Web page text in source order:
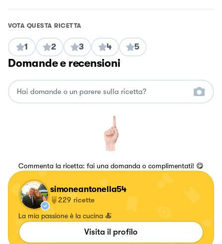
VOTA QUESTA RICETTA
1 2 3 4 5
Domande e recensioni
Commenta la ricetta: fai una domanda o complimentati! 😋
simoneantonella54
229 ricette
La mia passione è la cucina 🍝
Visita il profilo